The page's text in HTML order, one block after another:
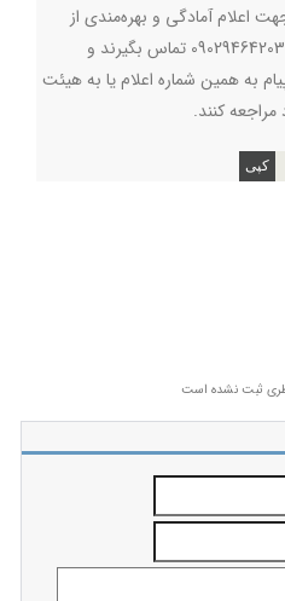
اعلام آمادگی و بهره‌مندی از
حمایت‌های این سازمان، با شماره 09029464203 تماس بگیرند و
به همین شماره اعلام یا به هیئت
کنند.
ثبت نشده است